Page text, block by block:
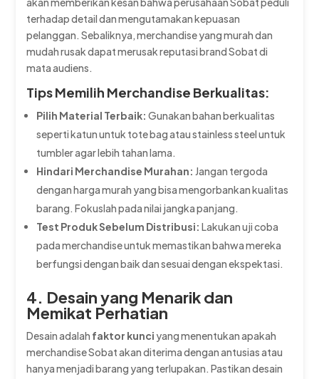
terhadap detail dan mengutamakan kepuasan
pelanggan. Sebaliknya, merchandise yang murah dan
mudah rusak dapat merusak reputasi brand Sobat di
mata audiens.
Tips Memilih Merchandise Berkualitas:
Pilih Material Terbaik: Gunakan bahan berkualitas
seperti katun untuk tote bag atau stainless steel untuk
tumbler agar lebih tahan lama.
Hindari Merchandise Murahan: Jangan tergoda
dengan harga murah yang bisa mengorbankan kualitas
barang. Fokuslah pada nilai jangka panjang.
Test Produk Sebelum Distribusi: Lakukan uji coba
pada merchandise untuk memastikan bahwa mereka
berfungsi dengan baik dan sesuai dengan ekspektasi.
4. Desain yang Menarik dan
Memikat Perhatian
Desain adalah faktor kunci yang menentukan apakah
merchandise Sobat akan diterima dengan antusias atau
hanya menjadi barang yang terlupakan. Pastikan desain